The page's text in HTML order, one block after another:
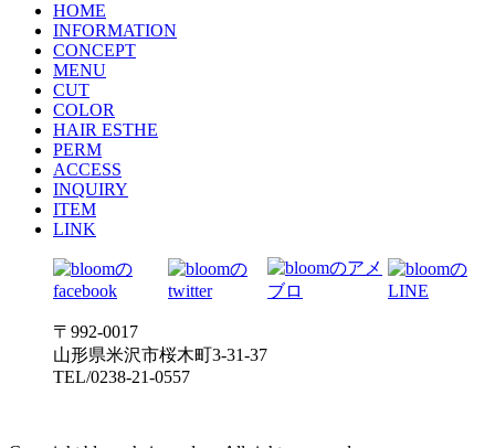
HOME
INFORMATION
CONCEPT
MENU
CUT
COLOR
HAIR ESTHE
PERM
ACCESS
INQUIRY
ITEM
LINK
〒992-0017
山形県米沢市桜木町3-31-37
TEL/0238-21-0557